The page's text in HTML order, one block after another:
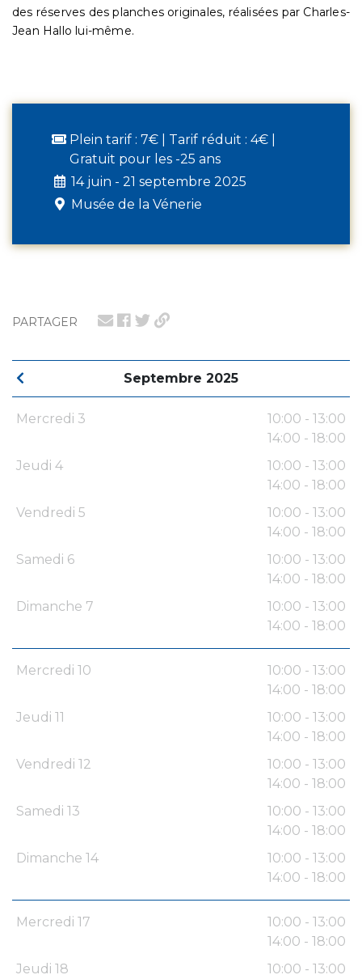
PARTAGER
Septembre 2025
Mercredi 3
10:00 - 13:00
14:00 - 18:00
Jeudi 4
10:00 - 13:00
14:00 - 18:00
Vendredi 5
10:00 - 13:00
14:00 - 18:00
Samedi 6
10:00 - 13:00
14:00 - 18:00
Dimanche 7
10:00 - 13:00
14:00 - 18:00
Mercredi 10
10:00 - 13:00
14:00 - 18:00
Jeudi 11
10:00 - 13:00
14:00 - 18:00
Vendredi 12
10:00 - 13:00
14:00 - 18:00
Samedi 13
10:00 - 13:00
14:00 - 18:00
Dimanche 14
10:00 - 13:00
14:00 - 18:00
Mercredi 17
10:00 - 13:00
14:00 - 18:00
Jeudi 18
10:00 - 13:00
des réserves des planches originales, réalisées par Charles-
Jean Hallo lui-même.
Plein tarif : 7€ | Tarif réduit : 4€ |
Gratuit pour les -25 ans
14 juin - 21 septembre 2025
Musée de la Vénerie